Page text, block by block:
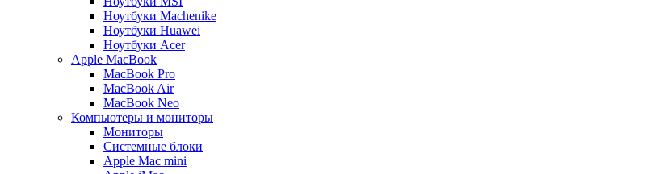
Ноутбуки Machenike
Ноутбуки Huawei
Ноутбуки Acer
Apple MacBook
MacBook Pro
MacBook Air
MacBook Neo
Компьютеры и мониторы
Мониторы
Системные блоки
Apple Mac mini